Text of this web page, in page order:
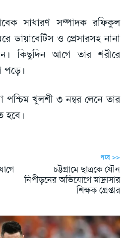
সাধারণ সম্পাদক রফিকুল
ডায়াবেটিস ও প্রেসারসহ নানা
কিছুদিন আগে তার শরীরে
পড়ে।
খুলশী ৩ নম্বর লেনে তার
হবে।
পরে >>
চট্টগ্রামে ছাত্রকে যৌন
নিপীড়নের অভিযোগে মাদ্রাসার
শিক্ষক গ্রেপ্তার